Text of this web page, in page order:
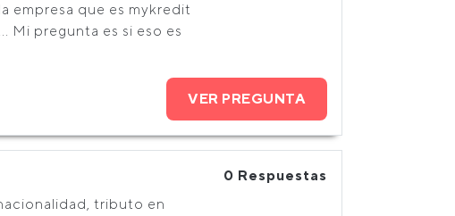
empresa que es mykredit
Mi pregunta es si eso es
VER PREGUNTA
0 Respuestas
tributo en